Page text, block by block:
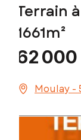
Terrain
1661m²
62
Moulay -